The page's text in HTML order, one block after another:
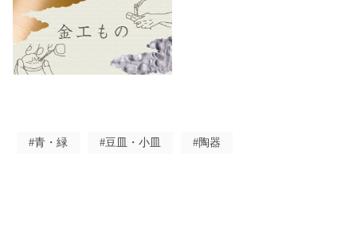
#青・緑 #豆皿・小皿 #陶器